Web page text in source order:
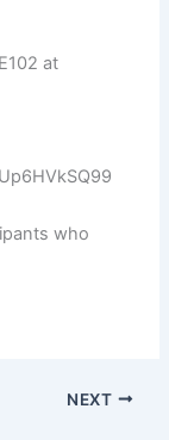
at
who
NEXT